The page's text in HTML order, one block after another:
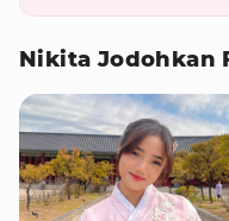
Nikita Jodohkan